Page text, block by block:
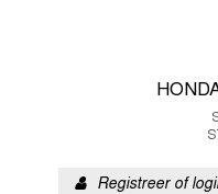
Registreer of